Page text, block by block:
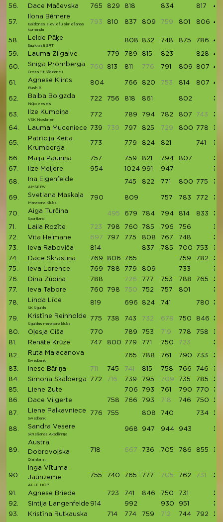
56. Dace Mačevska 765 829 818 834 817
57.
Ilona Bēmere
Baldones sieviešu skriešanas
komanda
793 810 837 809 759 801 806
58. Lelde Pāķe
Saulkrasti SRT
808 832 748 875 786
59. Lauma Zilgalve 779 789 815 823 828
60. Sniga Promberga
CrossFit Rīdzene 1
760 813 811 776 791 809 807
61. Agnese Klints
Rush B
804 766 820 753 814 807
62. Baiba Bolgzda
Nūjo vesels
722 756 818 861 802
63. Ilze Kumpiņa
VSK Noskrien
772 789 794 782 807 743
64. Lauma Muceniece 739 739 797 825 729 800 778
65.
Patrīcija Keita
Krumberga
773 779 824 821 741
66. Maija Pauniņa 757 759 821 794 807
67.
Ilze Meijere 954 1024 991 947
68. Ina Eigenfelde
AMSERV
745 822 771 800 775
69. Svetlana Maskaļa
Maratona Klubs
790 809 757 783 772
70. Aiga Turčina
Sportland
495 679 784 794 814 833
71. Laila Rozīte 723 798 760 785 796 756
72.
Vita Helmane 697 797 775 808 767 748
73.
Ieva Raboviča 814 837 785 700 753
74.
Dace Skrastiņa 769 806 765 759 782
75.
Ieva Lorence 769 788 779 809 733
76.
Dina Zūdiņa 788 726 777 753 788 765
77.
Ieva Tabore 760 798 750 752 757 801
78. Linda Līce
SK Sigulda
819 696 824 741 780
79. Kristīne Reinholde
Siguldas maratona klubs
775 738 743 732 679 750 846
80. Oļesja Ciša 770 789 753 719 778 758
81.
Renāte Krūze 747 800 779 771 750 723
82. Ruta Malacanova
Swedbank
765 788 761 790 733
83. Inese Bāriņa 711 745 741 815 758 766 746
84.
Simona Skalberga 772 716 739 795 709 735 785
85.
Liene Zute 706 793 761 790 770
86.
Dace Vilgerte 758 766 793 718 746 750
87. Liene Palkavniece
Swedbank
776 755 808 740 734
88. Sandra Vesere
Skriešanas Akadēmija
968 947 944 943
89.
Austra
Dobrovoļska
Olainfarm
718 667 736 705 786 855
90.
Inga Vītuma-
Jaunzeme
ALLE HOP
755 740 765 777 705 762 731
91. Agnese Briede 723 741 846 750 731
92.
Sintija Langenfelde 914 992 930 951
93.
Kristīna Rutkauska 714 774 759 712 744 792